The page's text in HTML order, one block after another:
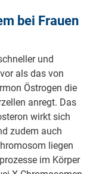
bei Frauen
und
als das von
Östrogen die
anregt. Das
wirkt sich
zudem auch
liegen
im Körper